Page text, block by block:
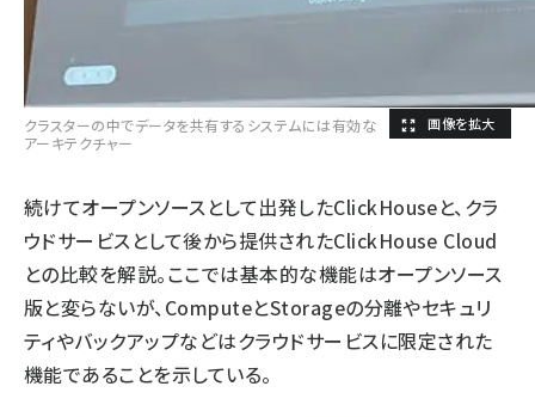
クラスターの中でデータを共有するシステムには有効な
アーキテクチャー
続けてオープンソースとして出発したClickHouseと、クラ
ウドサービスとして後から提供されたClickHouse Cloud
との比較を解説。ここでは基本的な機能はオープンソース
版と変らないが、ComputeとStorageの分離やセキュリ
ティやバックアップなどはクラウドサービスに限定された
機能であることを示している。